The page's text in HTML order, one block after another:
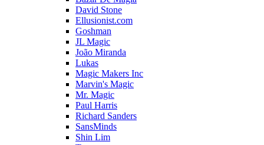
David Stone
Ellusionist.com
Goshman
JL Magic
João Miranda
Lukas
Magic Makers Inc
Marvin's Magic
Mr. Magic
Paul Harris
Richard Sanders
SansMinds
Shin Lim